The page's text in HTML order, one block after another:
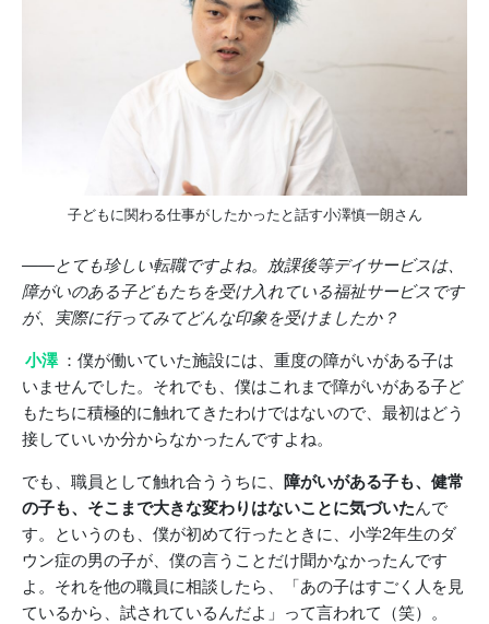
子どもに関わる仕事がしたかったと話す小澤慎一朗さん
――とても珍しい転職ですよね。放課後等デイサービスは、
障がいのある子どもたちを受け入れている福祉サービスです
が、実際に行ってみてどんな印象を受けましたか？
小澤 ：僕が働いていた施設には、重度の障がいがある子は
いませんでした。それでも、僕はこれまで障がいがある子ど
もたちに積極的に触れてきたわけではないので、最初はどう
接していいか分からなかったんですよね。
でも、職員として触れ合ううちに、
障がいがある子も、健常
の子も、そこまで大きな変わりはないことに気づいたんで
す。というのも、僕が初めて行ったときに、小学2年生のダ
ウン症の男の子が、僕の言うことだけ聞かなかったんです
よ。それを他の職員に相談したら、「あの子はすごく人を見
ているから、試されているんだよ」って言われて（笑）。